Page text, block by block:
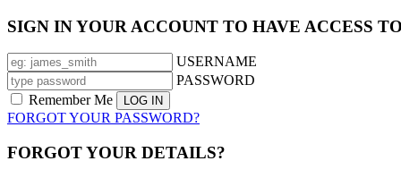
SIGN IN YOUR ACCOUNT TO HAVE ACCESS
USERNAME
PASSWORD
Remember Me
FORGOT YOUR PASSWORD?
FORGOT YOUR DETAILS?